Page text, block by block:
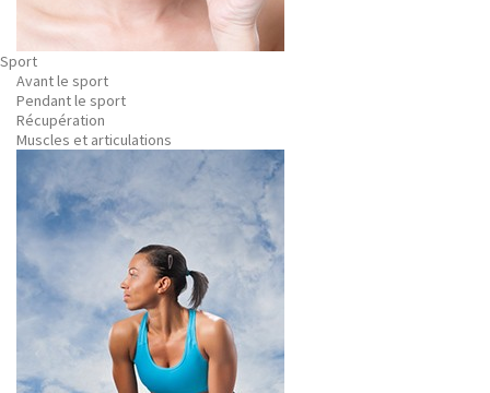
Sport
Avant le sport
Pendant le sport
Récupération
Muscles et articulations